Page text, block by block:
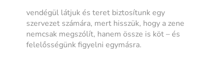
vendégül látjuk és teret biztosítunk egy
szervezet számára, mert hisszük, hogy a zene
nemcsak megszólít, hanem össze is köt – és
felelősségünk figyelni egymásra.